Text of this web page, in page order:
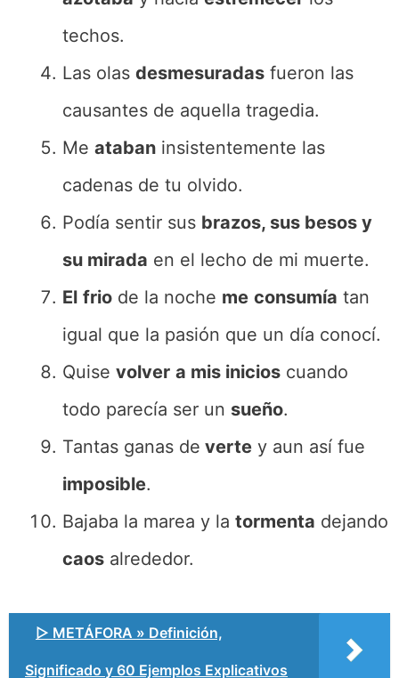
techos.
Las olas desmesuradas fueron las
causantes de aquella tragedia.
Me ataban insistentemente las
cadenas de tu olvido.
Podía sentir sus brazos, sus besos y
su mirada en el lecho de mi muerte.
El frio de la noche me consumía tan
igual que la pasión que un día conocí.
Quise volver a mis inicios cuando
todo parecía ser un sueño.
Tantas ganas de verte y aun así fue
imposible.
Bajaba la marea y la tormenta dejando
caos alrededor.
▷ METÁFORA » Definición,
Significado y 60 Ejemplos Explicativos